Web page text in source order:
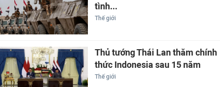
tình...
Thế giới
Thủ tướng Thái Lan thăm chính
thức Indonesia sau 15 năm
Thế giới